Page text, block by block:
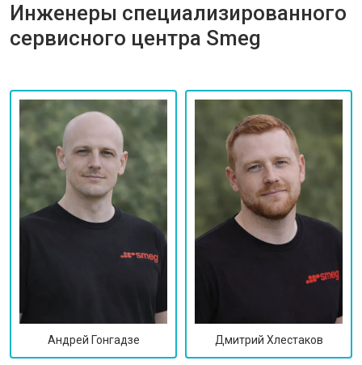
Инженеры специализированного
сервисного центра Smeg
Андрей Гонгадзе Дмитрий Хлестаков